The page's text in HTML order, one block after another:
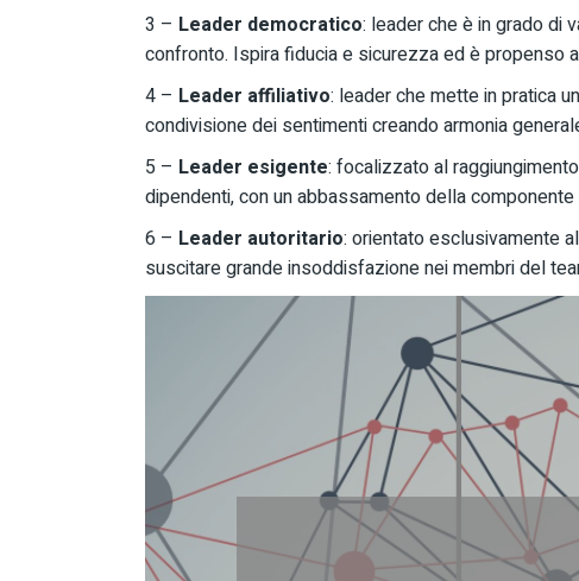
3 – Leader democratico: leader che è in grado di
confronto. Ispira fiducia e sicurezza ed è propenso
4 – Leader affiliativo: leader che mette in pratica
condivisione dei sentimenti creando armonia
5 – Leader esigente: focalizzato al
dipendenti, con un abbassamento della
6 – Leader autoritario: orientato esclusivamente
suscitare grande insoddisfazione nei membri del